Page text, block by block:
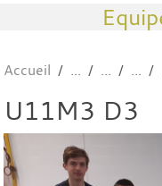
Accueil
U11M3 D3